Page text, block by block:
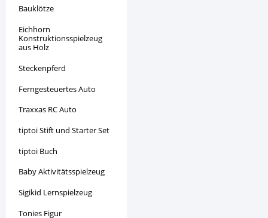
Bauklötze
Eichhorn
Konstruktionsspielzeug
aus Holz
Steckenpferd
Ferngesteuertes Auto
Traxxas RC Auto
tiptoi Stift und Starter Set
tiptoi Buch
Baby Aktivitätsspielzeug
Sigikid Lernspielzeug
Tonies Figur